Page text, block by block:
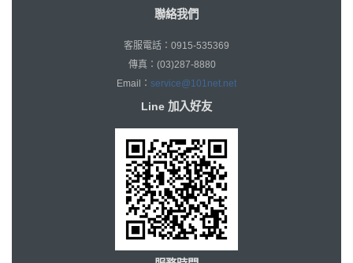
聯絡我們
客服電話：0915-535369
傳真：(03)287-8880
Email： service@101net.net
Line 加入好友